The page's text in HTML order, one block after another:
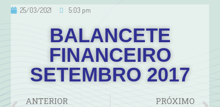
25/03/2021 5:03 pm
BALANCETE
FINANCEIRO
SETEMBRO 2017
ANTERIOR PRÓXIMO